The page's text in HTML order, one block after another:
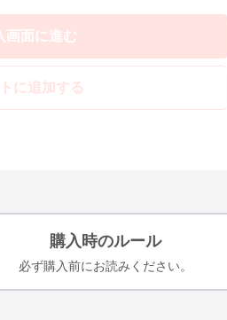
画面に進む
に追加する
購入時のルール
必ず購入前にお読みください。